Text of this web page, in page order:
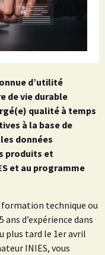
d’utilité
de vie durable
qualité à temps
à la base de
données
produits et
et au programme
formation technique ou
d’expérience dans
plus tard le 1er avril
INIES, vous